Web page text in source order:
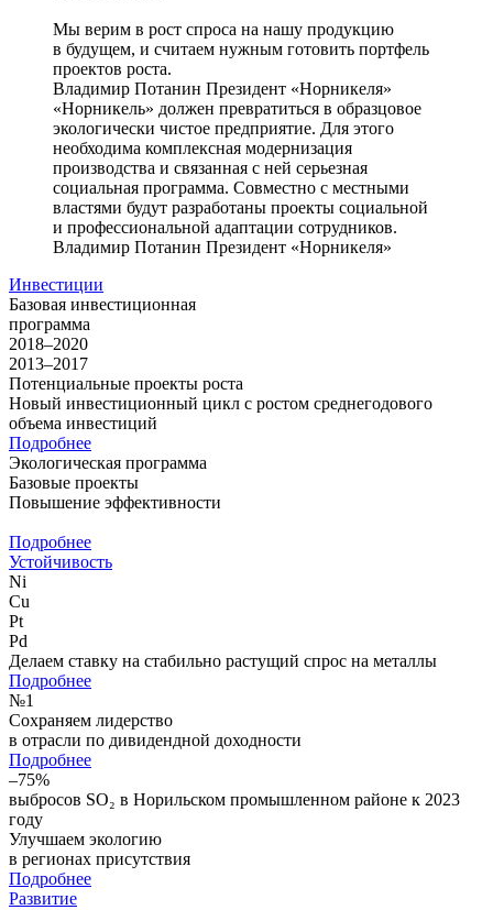
Мы верим в рост спроса на нашу продукцию
в будущем, и считаем нужным готовить портфель
проектов роста.
Владимир Потанин Президент «Норникеля»
«Норникель» должен превратиться в образцовое
экологически чистое предприятие. Для этого
необходима комплексная модернизация
производства и связанная с ней серьезная
социальная программа. Совместно с местными
властями будут разработаны проекты социальной
и профессиональной адаптации сотрудников.
Владимир Потанин Президент «Норникеля»
Инвестиции
Базовая инвестиционная
программа
2018–2020
2013–2017
Потенциальные проекты роста
Новый инвестиционный цикл с ростом среднегодового
объема инвестиций
Подробнее
Экологическая программа
Базовые проекты
Повышение эффективности
Подробнее
Устойчивость
Ni
Cu
Pt
Pd
Делаем ставку на стабильно растущий спрос на металлы
Подробнее
№1
Сохраняем лидерство
в отрасли по дивидендной доходности
Подробнее
–75%
выбросов SO₂ в Норильском промышленном районе к 2023
году
Улучшаем экологию
в регионах присутствия
Подробнее
Развитие